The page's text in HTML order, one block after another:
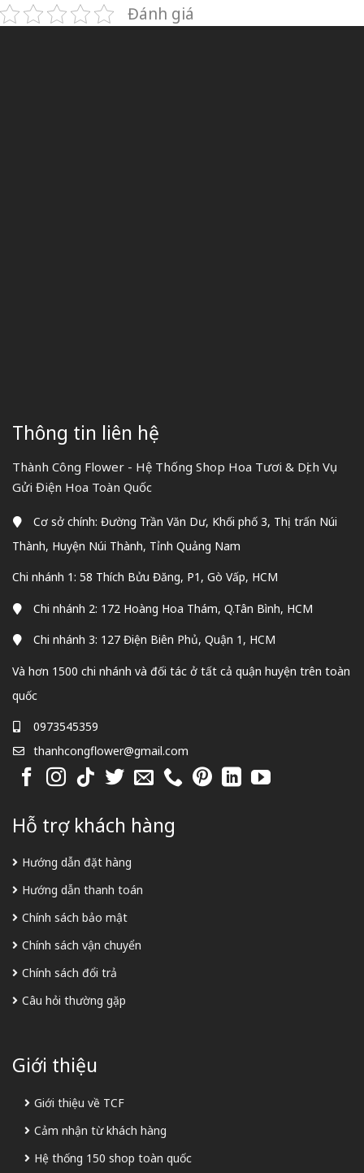
Đánh giá
Thông tin liên hệ
Thành Công Flower - Hệ Thống Shop Hoa Tươi & Dịch Vụ
Gửi Điện Hoa Toàn Quốc
Cơ sở chính: Đường Trần Văn Dư, Khối phố 3, Thị trấn Núi
Thành, Huyện Núi Thành, Tỉnh Quảng Nam
Chi nhánh 1: 58 Thích Bửu Đăng, P1, Gò Vấp, HCM
Chi nhánh 2: 172 Hoàng Hoa Thám, Q.Tân Bình, HCM
Chi nhánh 3: 127 Điện Biên Phủ, Quận 1, HCM
Và hơn 1500 chi nhánh và đối tác ở tất cả quận huyện trên toàn
quốc
0973545359
thanhcongflower@gmail.com
Hỗ trợ khách hàng
Hướng dẫn đặt hàng
Hướng dẫn thanh toán
Chính sách bảo mật
Chính sách vận chuyển
Chính sách đổi trả
Câu hỏi thường gặp
Giới thiệu
Giới thiệu về TCF
Cảm nhận từ khách hàng
Hệ thống 150 shop toàn quốc